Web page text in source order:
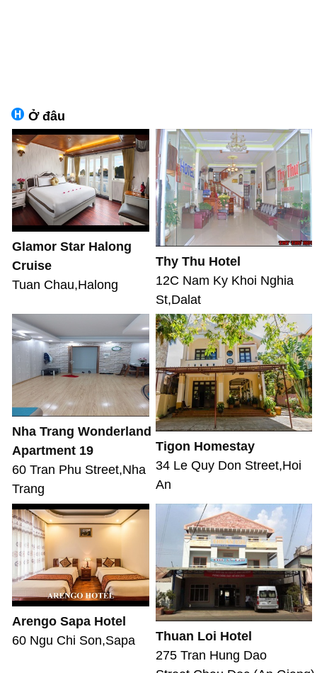
Ở đâu
Glamor Star Halong
Cruise
Tuan Chau,Halong
Thy Thu Hotel
12C Nam Ky Khoi Nghia
St,Dalat
Nha Trang Wonderland
Apartment 19
60 Tran Phu Street,Nha
Trang
Tigon Homestay
34 Le Quy Don Street,Hoi
An
Arengo Sapa Hotel
60 Ngu Chi Son,Sapa
Thuan Loi Hotel
275 Tran Hung Dao